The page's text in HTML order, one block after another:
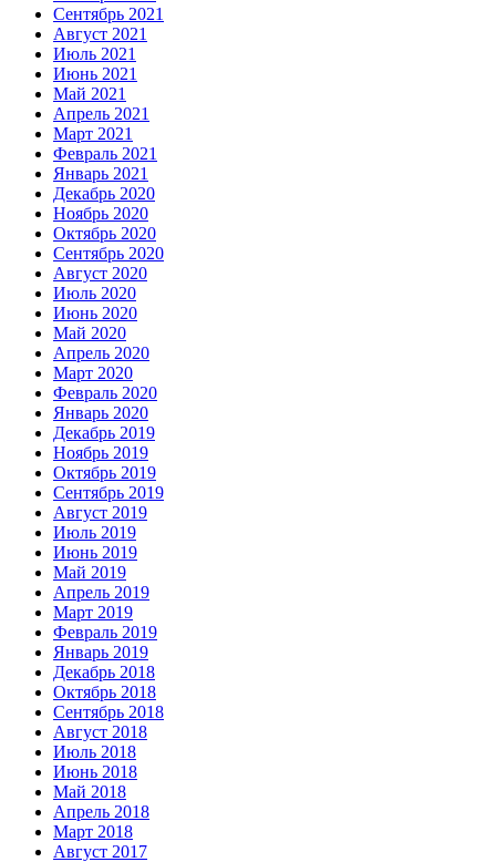
Сентябрь 2021
Август 2021
Июль 2021
Июнь 2021
Май 2021
Апрель 2021
Март 2021
Февраль 2021
Январь 2021
Декабрь 2020
Ноябрь 2020
Октябрь 2020
Сентябрь 2020
Август 2020
Июль 2020
Июнь 2020
Май 2020
Апрель 2020
Март 2020
Февраль 2020
Январь 2020
Декабрь 2019
Ноябрь 2019
Октябрь 2019
Сентябрь 2019
Август 2019
Июль 2019
Июнь 2019
Май 2019
Апрель 2019
Март 2019
Февраль 2019
Январь 2019
Декабрь 2018
Октябрь 2018
Сентябрь 2018
Август 2018
Июль 2018
Июнь 2018
Май 2018
Апрель 2018
Март 2018
Август 2017